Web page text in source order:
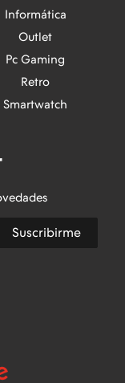
Informática
Outlet
Pc Gaming
Retro
Smartwatch
Suscribirme